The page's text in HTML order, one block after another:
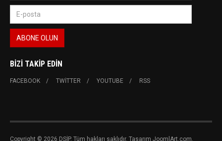
BIZI TAKIP EDIN
FACEBOOK TWITTER YOUTUBE RSS
Copyright © 2026 DSİP. Tüm hakları saklıdır. Tasarım JoomlArt.com.